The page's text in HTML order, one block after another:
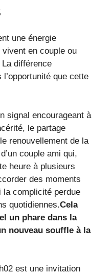
une énergie
en couple ou
différence
que cette
signal encourageant à
le partage
renouvellement de la
couple ami qui,
heure à plusieurs
des moments
la complicité perdue
quotidiennes.Cela
un phare dans la
nouveau souffle à la
est une invitation